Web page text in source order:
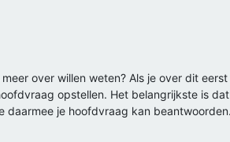
over willen weten? Als je over dit
opstellen. Het belangrijkste is
daarmee je hoofdvraag kan beantwoorden.